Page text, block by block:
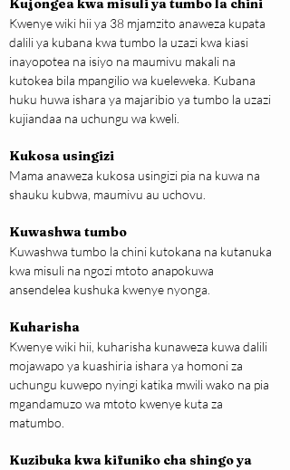
Kujongea kwa misuli ya tumbo la chini
Kwenye wiki hii ya 38 mjamzito anaweza kupata
dalili ya kubana kwa tumbo la uzazi kwa kiasi
inayopotea na isiyo na maumivu makali na
kutokea bila mpangilio wa kueleweka. Kubana
huku huwa ishara ya majaribio ya tumbo la uzazi
kujiandaa na uchungu wa kweli.
Kukosa usingizi
Mama anaweza kukosa usingizi pia na kuwa na
shauku kubwa, maumivu au uchovu.
Kuwashwa tumbo
Kuwashwa tumbo la chini kutokana na kutanuka
kwa misuli na ngozi mtoto anapokuwa
ansendelea kushuka kwenye nyonga.
Kuharisha
Kwenye wiki hii, kuharisha kunaweza kuwa dalili
mojawapo ya kuashiria ishara ya homoni za
uchungu kuwepo nyingi katika mwili wako na pia
mgandamuzo wa mtoto kwenye kuta za
matumbo.
Kuzibuka kwa kifuniko cha shingo ya